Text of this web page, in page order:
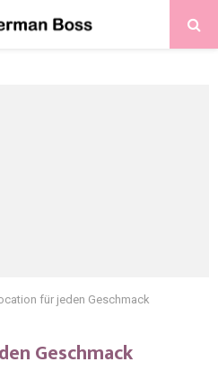
für jeden Geschmack
Geschmack